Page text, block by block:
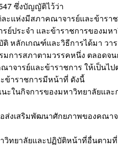
ซึ่งบัญญัติไว้ว่า
แห่งมีสภาคณาจารย์และข้าราช
ย์ประจำ และข้าราชการของมห
ลักเกณฑ์และวิธีการได้มา วาร
การสภาตามวรรคหนึ่ง ตลอดจ
าจารย์และข้าราชการ ให้เป็นไ
าราชการมีหน้าที่ ดังนี้
ในกิจการของมหาวิทยาลัยแล
งเสริมพัฒนาศักยภาพของคณา
ยาลัยและปฏิบัติหน้าที่อื่นตามที่